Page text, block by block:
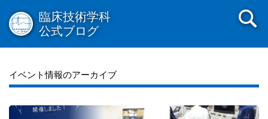
臨床技術学科
公式ブログ
イベント情報のアーカイブ